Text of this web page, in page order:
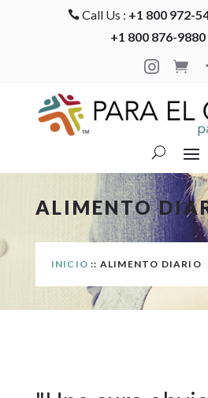
 Call Us : +1 800 972-
+1 800 876-9880


ALIMENTO
INICIO :: ALIMENTO DIARIO